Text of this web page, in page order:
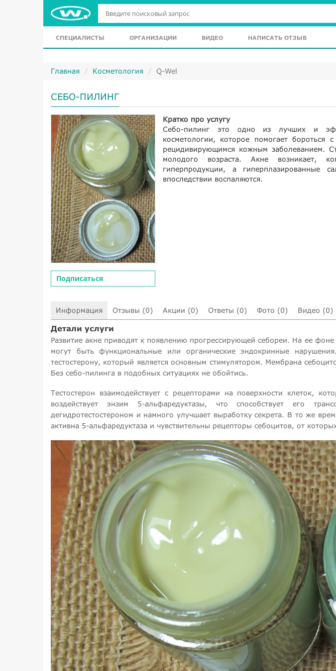
СПЕЦИАЛИСТЫ ОРГАНИЗАЦИИ ВИДЕО НАПИСАТЬ ОТЗЫВ
Главная Косметология Q-Wel
СЕБО-ПИЛИНГ
Подписаться
Кратко про услугу
Себо-пилинг это одно из лучших и
косметологии, которое помогает бороться
рецидивирующимся кожным заболеванием.
молодого возраста. Акне возникает,
гиперпродукции, а гиперплазированные
впоследствии воспаляются.
Информация Отзывы (0) Акции (0) Ответы (0) Фото (0) Видео (0)
Детали услуги
Развитие акне приводят к появлению прогрессирующей себореи. На ее
могут быть функциональные или органические эндокринные
тестостерону, который является основным стимулятором. Мембрана
Без себо-пилинга в подобных ситуациях не обойтись.
Тестостерон взаимодействует с рецепторами на поверхности клеток,
воздействует энзим 5-альфаредуктазы, что способствует его
дегидротестостероном и намного улучшает выработку секрета. В то же
активна 5-альфаредуктаза и чувствительны рецепторы себоцитов, от